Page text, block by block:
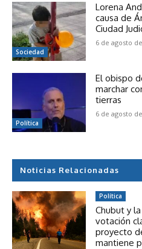
Sociedad
Lorena
causa de
Ciudad
6 de agosto
Política
El obispo
marchar
tierras
6 de agosto
Noticias Relacionadas
Política
Chubut y
votación
proyecto
mantiene